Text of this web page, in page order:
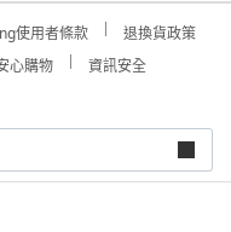
使用者條款
退換貨政策
心購物
資訊安全